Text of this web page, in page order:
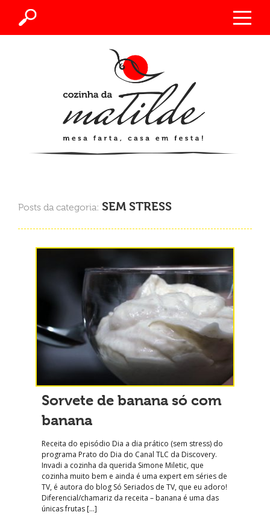
Posts da categoria: SEM STRESS
Sorvete de banana só com
banana
Receita do episódio Dia a dia prático (sem stress) do
programa Prato do Dia do Canal TLC da Discovery.
Invadi a cozinha da querida Simone Miletic, que
cozinha muito bem e ainda é uma expert em séries de
TV, é autora do blog Só Seriados de TV, que eu adoro!
Diferencial/chamariz da receita – banana é uma das
únicas frutas […]